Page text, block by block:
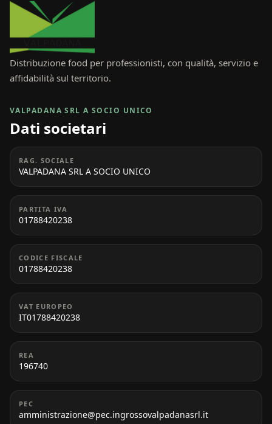
Distribuzione food per professionisti, con qualità, servizio e
affidabilità sul territorio.
VALPADANA SRL A SOCIO UNICO
Dati societari
RAG. SOCIALE
VALPADANA SRL A SOCIO UNICO
PARTITA IVA
01788420238
CODICE FISCALE
01788420238
VAT EUROPEO
IT01788420238
REA
196740
PEC
amministrazione@pec.ingrossovalpadanasrl.it